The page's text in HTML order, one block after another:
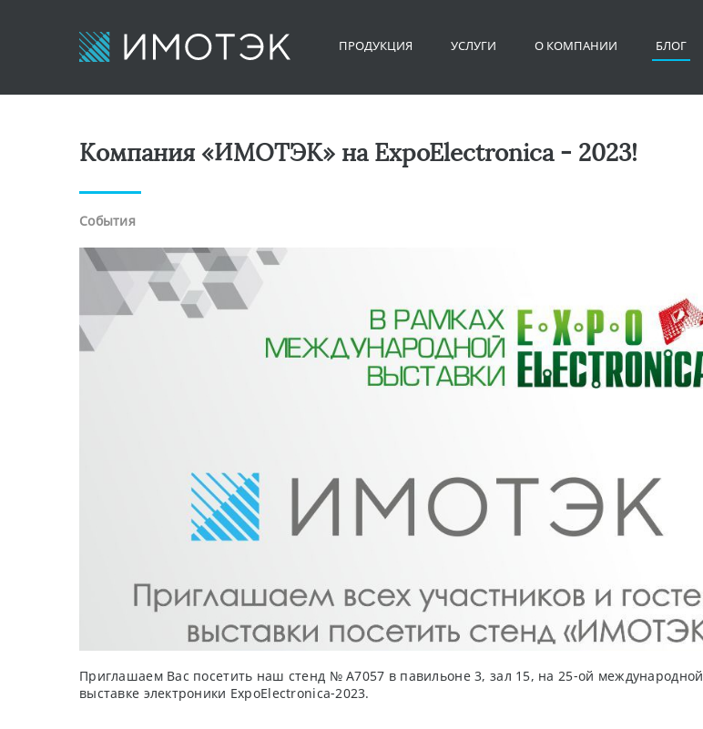
ПРОДУКЦИЯ УСЛУГИ О КОМПАНИИ БЛОГ
Компания «ИМОТЭК» на ExpoElectronica - 2023!
События
Приглашаем Вас посетить наш стенд № А7057 в павильоне 3, зал 15, на 25-ой международной
выставке электроники ExpoElectronica-2023.